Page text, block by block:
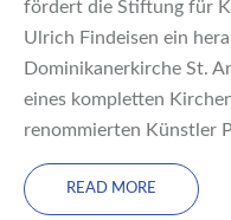
fördert die Stiftung für
Ulrich Findeisen ein
Dominikanerkirche St.
eines kompletten
renommierten Künstler
READ MORE